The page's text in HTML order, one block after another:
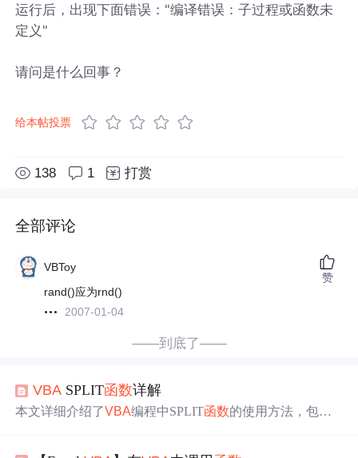
运行后，出现下面错误："编译错误：子过程或函数未
定义"
请问是什么回事？
给本帖投票
138 1 打赏
全部评论
VBToy
rand()应为rnd()
2007-01-04
赞
——到底了——
VBA SPLIT函数详解
本文详细介绍了VBA编程中SPLIT函数的使用方法，包括e